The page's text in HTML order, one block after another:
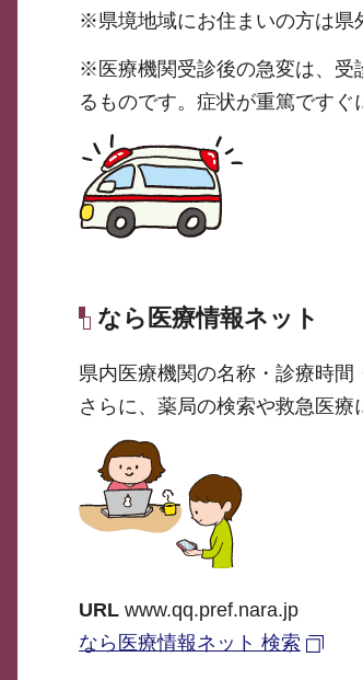
※県境地域にお住まいの方は県
※医療機関受診後の急変は、受
るものです。症状が重篤ですぐ
なら医療情報ネット
県内医療機関の名称・診療時間
さらに、薬局の検索や救急医療
URL www.qq.pref.nara.jp
なら医療情報ネット 検索